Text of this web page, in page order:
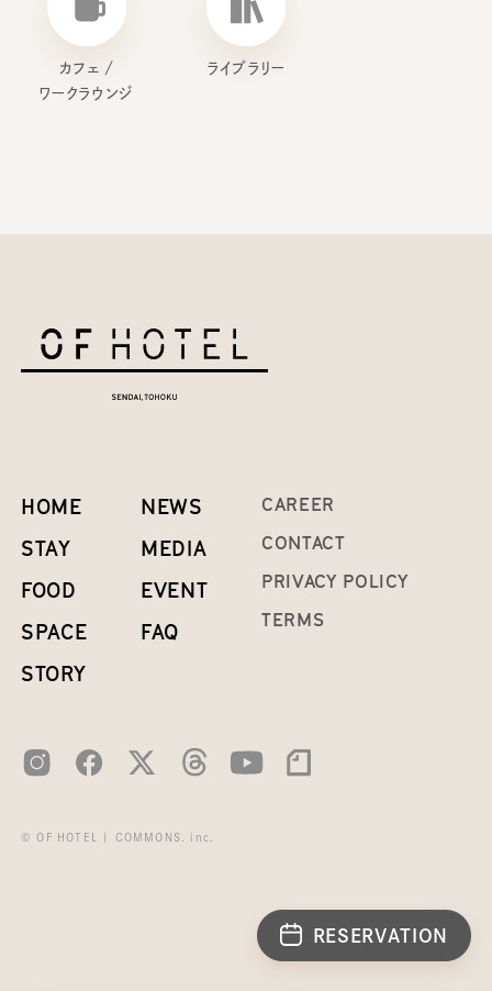
RESERVATION
カフェ /
ワークラウンジ
ライブラリー
HOME
STAY
FOOD
SPACE
STORY
NEWS
MEDIA
EVENT
FAQ
CAREER
CONTACT
PRIVACY POLICY
TERMS
© OF HOTEL | COMMONS. inc.